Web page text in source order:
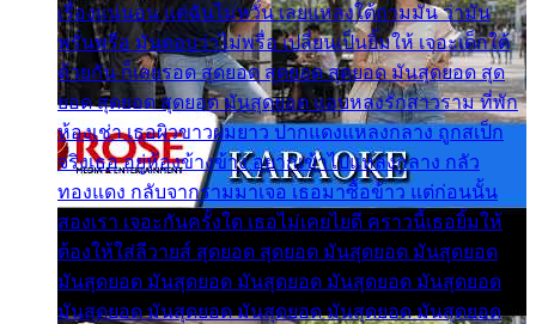
เรื่องแน่นอน แต่ฉันไม่หวั่น เลยแหลงใต้ถามมัน ว่ามัน
พรั่นพรือ มันตอบว่าไม่พรื่อ เปลี่ยนเป็นยิ้มให้ เจอะเด็กใต้
ด้วยกัน ก็เลยรอด สุดยอด สุดยอด สุดยอด มันสุดยอด สุด
ยอด สุดยอด สุดยอด มันสุดยอด แอบหลงรักสาวราม ที่พัก
ห้องเช่า เธอผิวขาวผมยาว ปากแดงแหลงกลาง ถูกสเป็ก
จริงเธอ อยู่ห้องข้างข้าง อยากเข้าไปแหลงกลาง กลัว
ทองแดง กลับจากรามมาเจอ เธอมาซื้อข้าว แต่ก่อนนั้น
สองเรา เจอะกันครั้งใด เธอไม่เคยไยดี คราวนี้เธอยิ้มให้
ต้องให้ใส่ลีวายส์ สุดยอด สุดยอด มันสุดยอด มันสุดยอด
มันสุดยอด มันสุดยอด มันสุดยอด มันสุดยอด มันสุดยอด
มันสุดยอด มันสุดยอด มันสุดยอด มันสุดยอด มันสุดยอด